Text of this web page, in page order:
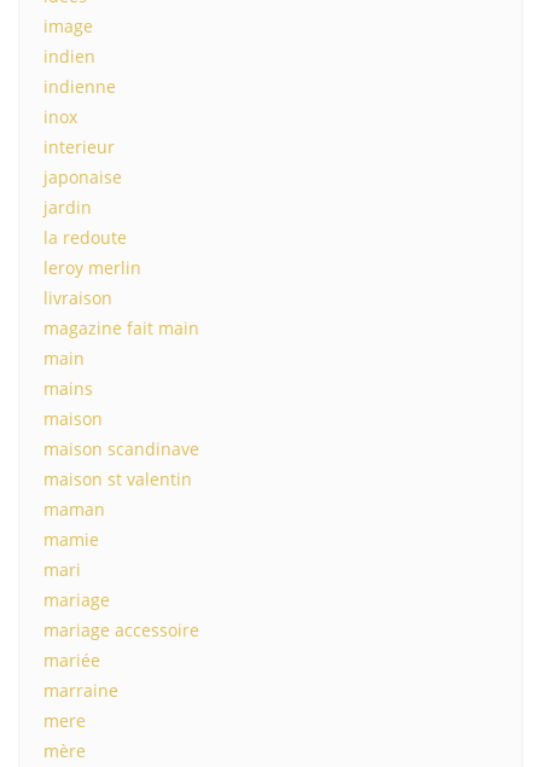
image
indien
indienne
inox
interieur
japonaise
jardin
la redoute
leroy merlin
livraison
magazine fait main
main
mains
maison
maison scandinave
maison st valentin
maman
mamie
mari
mariage
mariage accessoire
mariée
marraine
mere
mère